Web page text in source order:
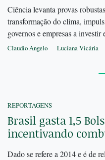
Ciência levanta provas
transformação do clima,
governos e empresas a investir
Claudio Angelo Luciana Vicária
REPORTAGENS
Brasil gasta 1,5
incentivando
Dado se refere a 2014 e é de